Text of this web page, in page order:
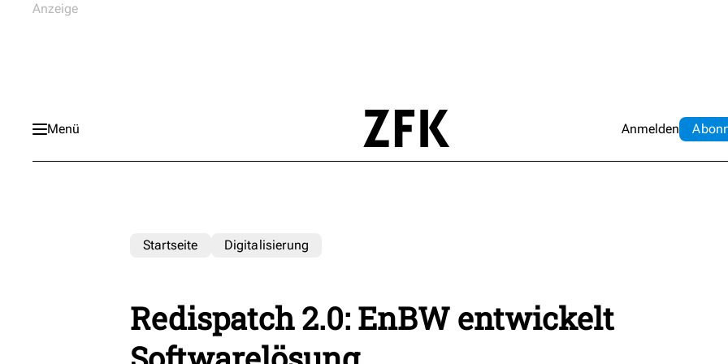
Menü Anmelden Abo
Startseite Digitalisierung
Redispatch 2.0: EnBW entwickelt